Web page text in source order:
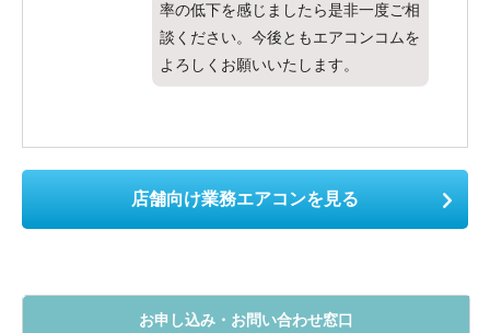
率の低下を感じましたら是非一度ご相
談ください。今後ともエアコンコムを
よろしくお願いいたします。
店舗向け業務エアコンを見る
お申し込み・お問い合わせ窓口